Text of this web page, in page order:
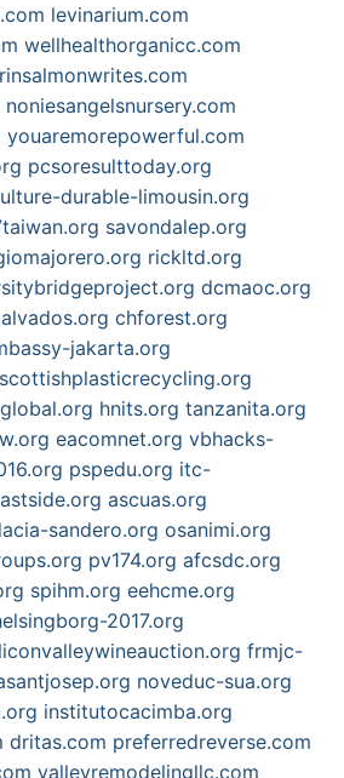
levinarium.com
wellhealthorganicc.com
noniesangelsnursery.com
youaremorepowerful.com
pcsoresulttoday.org
durable-limousin.org
savondalep.org
rickltd.org
dcmaoc.org
chforest.org
jakarta.org
scottishplasticrecycling.org
hnits.org tanzanita.org
eacomnet.org vbhacks-
pspedu.org itc-
ascuas.org
sandero.org osanimi.org
pv174.org afcsdc.org
spihm.org eehcme.org
2017.org
frmjc-
noveduc-sua.org
institutocacimba.org
dritas.com preferredreverse.com
valleyremodelingllc.com